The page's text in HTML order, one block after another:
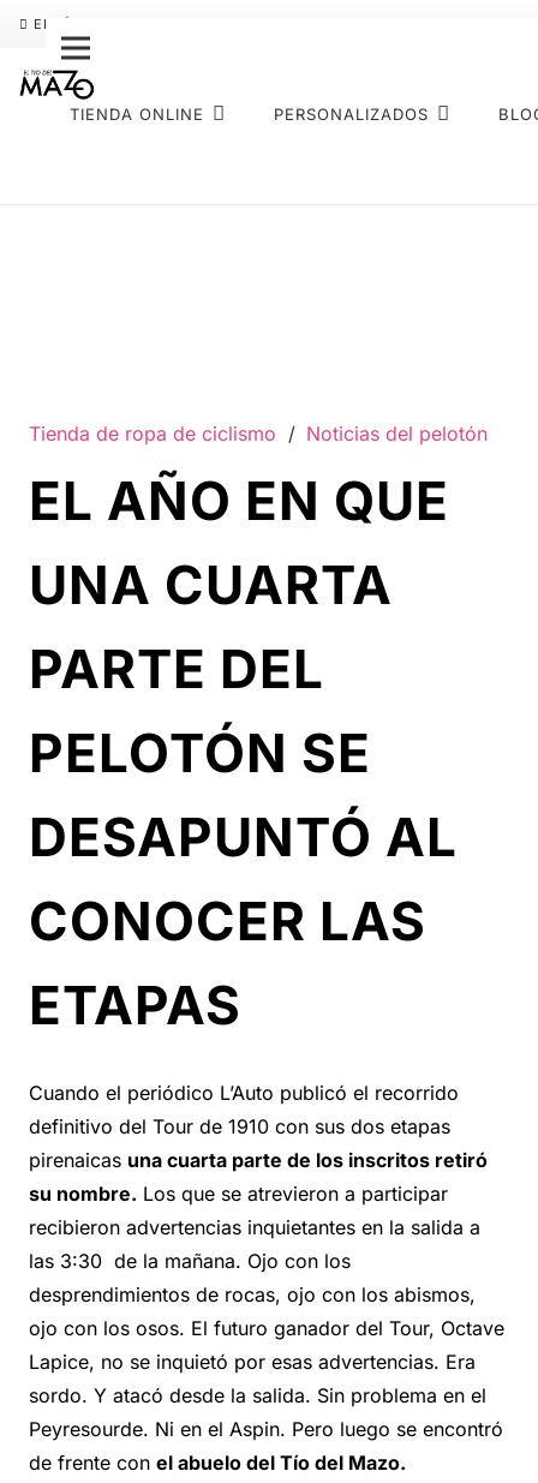
ENVÍO GRATIS
TIENDA ONLINE PERSONALIZADOS
Tienda de ropa de ciclismo / Noticias del pelotón
EL AÑO EN QUE
UNA CUARTA
PARTE DEL
PELOTÓN SE
DESAPUNTÓ AL
CONOCER LAS
ETAPAS
Cuando el periódico L’Auto publicó el recorrido
definitivo del Tour de 1910 con sus dos etapas
pirenaicas una cuarta parte de los inscritos retiró
su nombre. Los que se atrevieron a participar
recibieron advertencias inquietantes en la salida a
las 3:30 de la mañana. Ojo con los
desprendimientos de rocas, ojo con los abismos,
ojo con los osos. El futuro ganador del Tour, Octave
Lapice, no se inquietó por esas advertencias. Era
sordo. Y atacó desde la salida. Sin problema en el
Peyresourde. Ni en el Aspin. Pero luego se encontró
de frente con el abuelo del Tío del Mazo.